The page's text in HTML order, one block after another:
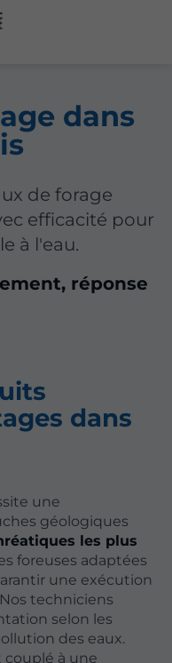
dans
de forage
efficacité pour
à l'eau.
réponse
dans
une
géologiques
les plus
foreuses adaptées
une exécution
techniciens
selon les
des eaux.
couplé à une